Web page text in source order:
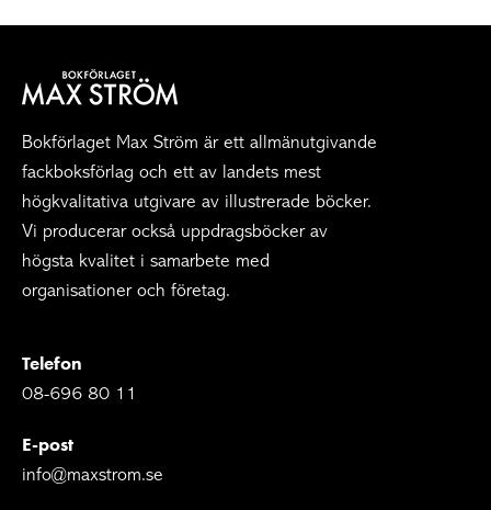
Bokförlaget Max Ström är ett allmänutgivande
fackboksförlag och ett av landets mest
högkvalitativa utgivare av illustrerade böcker.
Vi producerar också uppdragsböcker av
högsta kvalitet i samarbete med
organisationer och företag.
Telefon
08-696 80 11
E-post
info@maxstrom.se